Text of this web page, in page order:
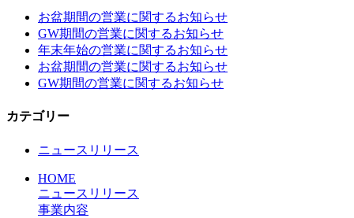
ョ
お盆期間の営業に関するお知らせ
GW期間の営業に関するお知らせ
年末年始の営業に関するお知らせ
お盆期間の営業に関するお知らせ
GW期間の営業に関するお知らせ
カテゴリー
ニュースリリース
HOME
ニュースリリース
事業内容